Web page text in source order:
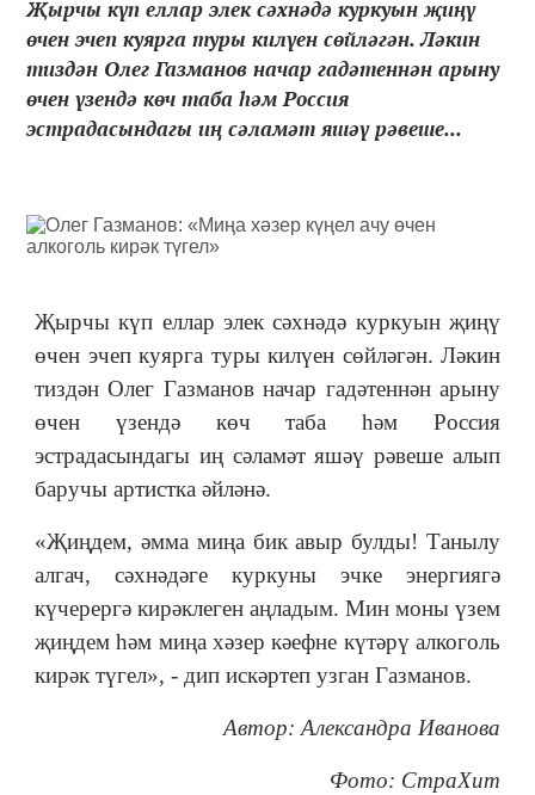
Җырчы күп еллар элек сәхнәдә куркуын җиңү
өчен эчеп куярга туры килүен сөйләгән. Ләкин
тиздән Олег Газманов начар гадәтеннән арыну
өчен үзендә көч таба һәм Россия
эстрадасындагы иң сәламәт яшәү рәвеше...
Җырчы күп еллар элек сәхнәдә куркуын җиңү
өчен эчеп куярга туры килүен сөйләгән. Ләкин
тиздән Олег Газманов начар гадәтеннән арыну
өчен үзендә көч таба һәм Россия
эстрадасындагы иң сәламәт яшәү рәвеше алып
баручы артистка әйләнә.
«Җиңдем, әмма миңа бик авыр булды! Танылу
алгач, сәхнәдәге куркуны эчке энергиягә
күчерергә кирәклеген аңладым. Мин моны үзем
җиңдем һәм миңа хәзер кәефне күтәрү алкоголь
кирәк түгел», - дип искәртеп узган Газманов.
Автор: Александра Иванова
Фото: СтраХит